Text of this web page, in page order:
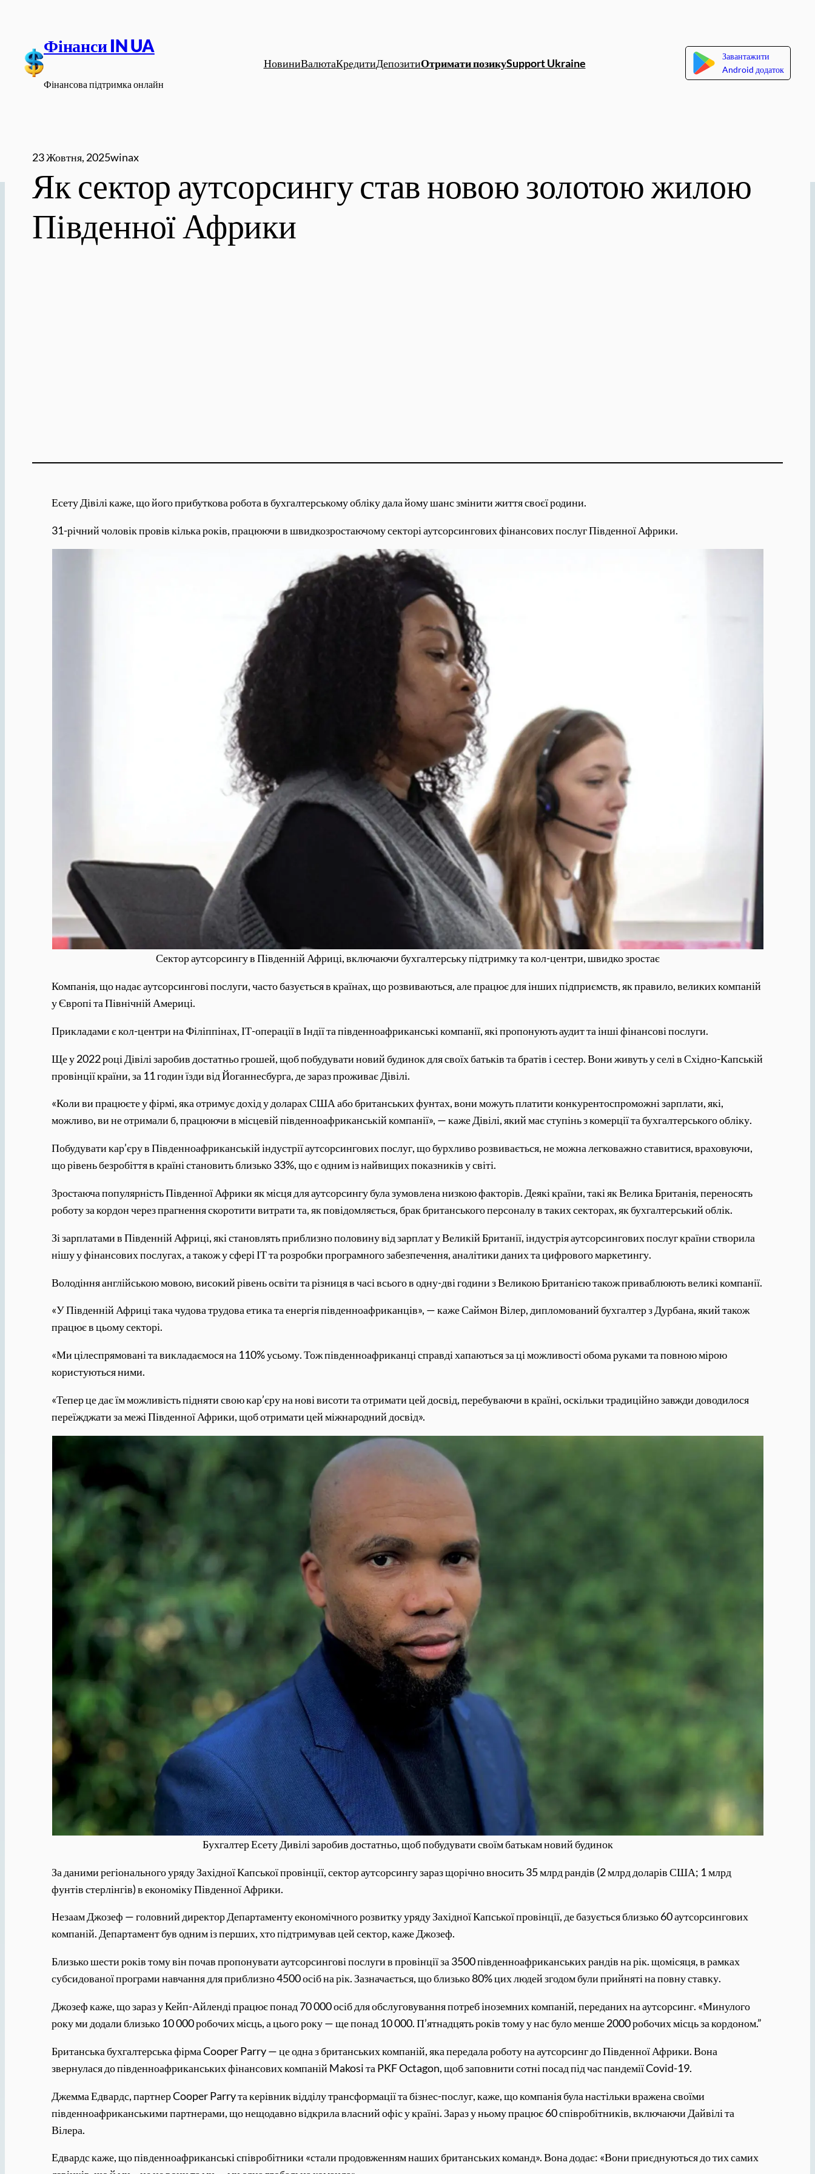
вмісту
Фінанси IN UA
Фінансова підтримка онлайн
НовиниВалютаКредитиДепозитиОтримати позикуSupport Ukraine
Завантажити
Android додаток
23 Жовтня, 2025winax
Як сектор аутсорсингу став новою золотою жилою
Південної Африки
Есету Дівілі каже, що його прибуткова робота в бухгалтерському обліку дала йому шанс змінити життя своєї родини.
31-річний чоловік провів кілька років, працюючи в швидкозростаючому секторі аутсорсингових фінансових послуг Південної Африки.
Сектор аутсорсингу в Південній Африці, включаючи бухгалтерську підтримку та кол-центри, швидко зростає
Компанія, що надає аутсорсингові послуги, часто базується в країнах, що розвиваються, але працює для інших підприємств, як правило, великих компаній
у Європі та Північній Америці.
Прикладами є кол-центри на Філіппінах, ІТ-операції в Індії та південноафриканські компанії, які пропонують аудит та інші фінансові послуги.
Ще у 2022 році Дівілі заробив достатньо грошей, щоб побудувати новий будинок для своїх батьків та братів і сестер. Вони живуть у селі в Східно-Капській
провінції країни, за 11 годин їзди від Йоганнесбурга, де зараз проживає Дівілі.
«Коли ви працюєте у фірмі, яка отримує дохід у доларах США або британських фунтах, вони можуть платити конкурентоспроможні зарплати, які,
можливо, ви не отримали б, працюючи в місцевій південноафриканській компанії», — каже Дівілі, який має ступінь з комерції та бухгалтерського обліку.
Побудувати кар’єру в Південноафриканській індустрії аутсорсингових послуг, що бурхливо розвивається, не можна легковажно ставитися, враховуючи,
що рівень безробіття в країні становить близько 33%, що є одним із найвищих показників у світі.
Зростаюча популярність Південної Африки як місця для аутсорсингу була зумовлена ​​низкою факторів. Деякі країни, такі як Велика Британія, переносять
роботу за кордон через прагнення скоротити витрати та, як повідомляється, брак британського персоналу в таких секторах, як бухгалтерський облік.
Зі зарплатами в Південній Африці, які становлять приблизно половину від зарплат у Великій Британії, індустрія аутсорсингових послуг країни створила
нішу у фінансових послугах, а також у сфері ІТ та розробки програмного забезпечення, аналітики даних та цифрового маркетингу.
Володіння англійською мовою, високий рівень освіти та різниця в часі всього в одну-дві години з Великою Британією також приваблюють великі компанії.
«У Південній Африці така чудова трудова етика та енергія південноафриканців», — каже Саймон Вілер, дипломований бухгалтер з Дурбана, який також
працює в цьому секторі.
«Ми цілеспрямовані та викладаємося на 110% усьому. Тож південноафриканці справді хапаються за ці можливості обома руками та повною мірою
користуються ними.
«Тепер це дає їм можливість підняти свою кар’єру на нові висоти та отримати цей досвід, перебуваючи в країні, оскільки традиційно завжди доводилося
переїжджати за межі Південної Африки, щоб отримати цей міжнародний досвід».
Бухгалтер Есету Дивілі заробив достатньо, щоб побудувати своїм батькам новий будинок
За даними регіонального уряду Західної Капської провінції, сектор аутсорсингу зараз щорічно вносить 35 млрд рандів (2 млрд доларів США; 1 млрд
фунтів стерлінгів) в економіку Південної Африки.
Незаам Джозеф — головний директор Департаменту економічного розвитку уряду Західної Капської провінції, де базується близько 60 аутсорсингових
компаній. Департамент був одним із перших, хто підтримував цей сектор, каже Джозеф.
Близько шести років тому він почав пропонувати аутсорсингові послуги в провінції за 3500 південноафриканських рандів на рік. щомісяця, в рамках
субсидованої програми навчання для приблизно 4500 осіб на рік. Зазначається, що близько 80% цих людей згодом були прийняті на повну ставку.
Джозеф каже, що зараз у Кейп-Айленді працює понад 70 000 осіб для обслуговування потреб іноземних компаній, переданих на аутсорсинг. «Минулого
року ми додали близько 10 000 робочих місць, а цього року — ще понад 10 000. П’ятнадцять років тому у нас було менше 2000 робочих місць за кордоном.”
Британська бухгалтерська фірма Cooper Parry — це одна з британських компаній, яка передала роботу на аутсорсинг до Південної Африки. Вона
звернулася до південноафриканських фінансових компаній Makosi та PKF Octagon, щоб заповнити сотні посад під час пандемії Covid-19.
Джемма Едвардс, партнер Cooper Parry та керівник відділу трансформації та бізнес-послуг, каже, що компанія була настільки вражена своїми
південноафриканськими партнерами, що нещодавно відкрила власний офіс у країні. Зараз у ньому працює 60 співробітників, включаючи Дайвілі та
Вілера.
Едвардс каже, що південноафриканські співробітники «стали продовженням наших британських команд». Вона додає: «Вони приєднуються до тих самих